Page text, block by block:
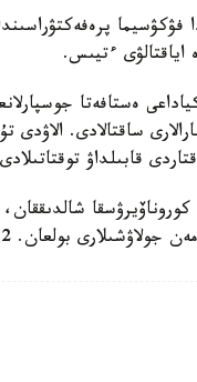
اياقتالۋى ءتيىس.
ەستافەتا
ساقتالادى. الاۋدى
قابىلداۋ
بولعان. 12 ادام كوز جۇمدى.